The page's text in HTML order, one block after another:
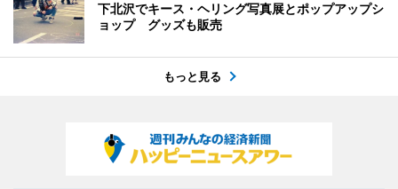
下北沢でキース・ヘリング写真展とポップアップシ
ョップ グッズも販売
もっと見る